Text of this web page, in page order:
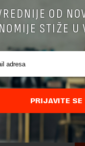
komentara, molimo
sajta.
je zaštićen pomocu
su primenjeni.
OD
STIŽE U
PRIJAVITE SE